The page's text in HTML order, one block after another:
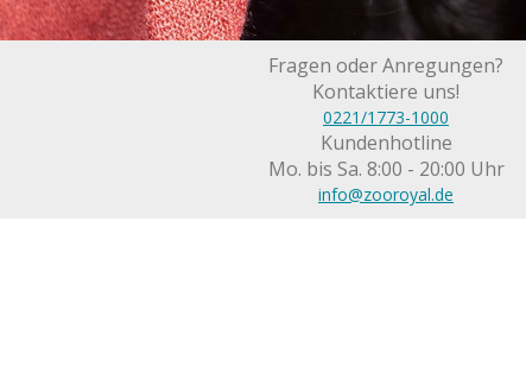
Fragen oder Anregungen?
Kontaktiere uns!
0221/1773-1000
Kundenhotline
Mo. bis Sa. 8:00 - 20:00 Uhr
info@zooroyal.de